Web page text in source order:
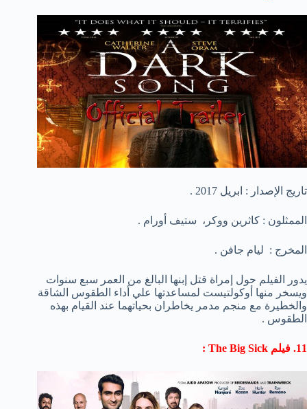
تاريج الإصدار : ابريل 2017 .
الممثلون : كاثرين ووكر، ستيف أورام .
المخرج : ليام جافن .
يدور الفيلم حول إمراة قتل إبنها البالغ من العمر سبع سنوات
ويسخر منها أوكولتيست لمساعدتها علي أداء الطقوس الشاقة
والخطيرة مع منجم مدمر يخاطران بحياتهما عند القيام بهذه
الطقوس .
11. فيلم The Big Sick :